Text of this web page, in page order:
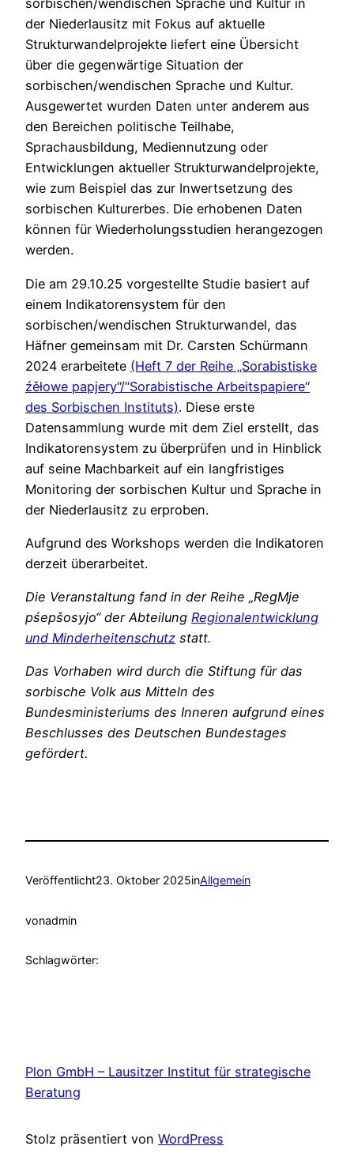
sorbischen/wendischen Sprache und Kultur in
der Niederlausitz mit Fokus auf aktuelle
Strukturwandelprojekte liefert eine Übersicht
über die gegenwärtige Situation der
sorbischen/wendischen Sprache und Kultur.
Ausgewertet wurden Daten unter anderem aus
den Bereichen politische Teilhabe,
Sprachausbildung, Mediennutzung oder
Entwicklungen aktueller Strukturwandelprojekte,
wie zum Beispiel das zur Inwertsetzung des
sorbischen Kulturerbes. Die erhobenen Daten
können für Wiederholungsstudien herangezogen
werden.
Die am 29.10.25 vorgestellte Studie basiert auf
einem Indikatorensystem für den
sorbischen/wendischen Strukturwandel, das
Häfner gemeinsam mit Dr. Carsten Schürmann
2024 erarbeitete (Heft 7 der Reihe „Sorabistiske
źěłowe papjery“/“Sorabistische Arbeitspapiere“
des Sorbischen Instituts). Diese erste
Datensammlung wurde mit dem Ziel erstellt, das
Indikatorensystem zu überprüfen und in Hinblick
auf seine Machbarkeit auf ein langfristiges
Monitoring der sorbischen Kultur und Sprache in
der Niederlausitz zu erproben.
Aufgrund des Workshops werden die Indikatoren
derzeit überarbeitet.
Die Veranstaltung fand in der Reihe „RegMje
pśepšosyjo“ der Abteilung Regionalentwicklung
und Minderheitenschutz statt.
Das Vorhaben wird durch die Stiftung für das
sorbische Volk aus Mitteln des
Bundesministeriums des Inneren aufgrund eines
Beschlusses des Deutschen Bundestages
gefördert.
Veröffentlicht23. Oktober 2025inAllgemein
vonadmin
Schlagwörter:
Plon GmbH – Lausitzer Institut für strategische
Beratung
Stolz präsentiert von WordPress